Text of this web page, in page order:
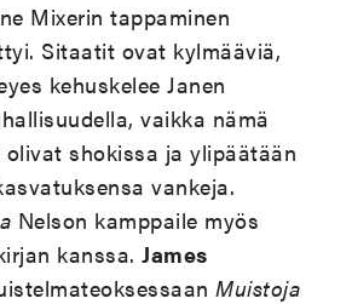
Mixerin tappaminen
Sitaatit ovat kylmääviä,
kehuskelee Janen
vaikka nämä
shokissa ja ylipäätään
vankeja.
Nelson kamppaile myös
kanssa.James
Muistoja